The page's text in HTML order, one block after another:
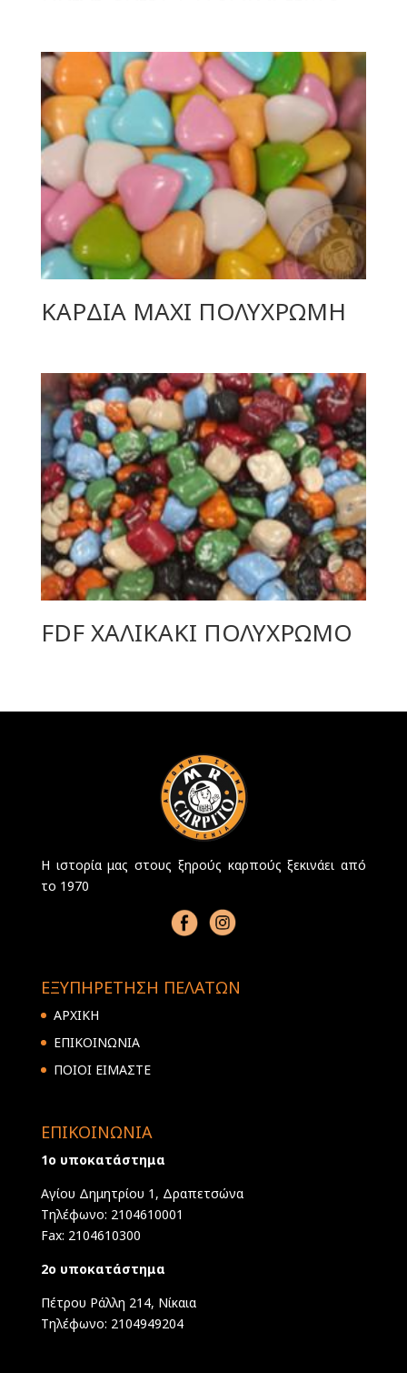
ΚΑΡΔΙΑ ΜΑΧΙ ΠΟΛΥΧΡΩΜΗ
FDF ΧΑΛΙΚΑΚΙ ΠΟΛΥΧΡΩΜΟ
Η ιστορία μας στους ξηρούς καρπούς ξεκινάει από
το 1970
ΕΞΥΠΗΡΕΤΗΣΗ ΠΕΛΑΤΩΝ
ΑΡΧΙΚΗ
ΕΠΙΚΟΙΝΩΝΙΑ
ΠΟΙΟΙ ΕΙΜΑΣΤΕ
ΕΠΙΚΟΙΝΩΝΙΑ
1ο υποκατάστημα
Αγίου Δημητρίου 1, Δραπετσώνα
Τηλέφωνο: 2104610001
Fax: 2104610300
2ο υποκατάστημα
Πέτρου Ράλλη 214, Νίκαια
Τηλέφωνο: 2104949204